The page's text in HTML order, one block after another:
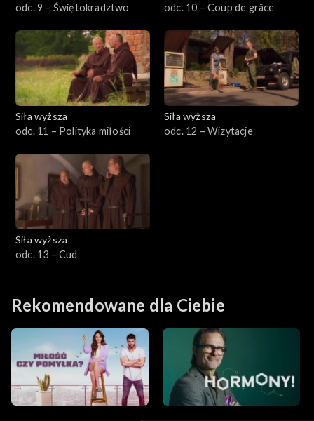
odc. 9 – Świętokradztwo
odc. 10 – Coup de grâce
Siła wyższa
odc. 11 – Polityka miłości
Siła wyższa
odc. 12 – Wizytacje
Siła wyższa
odc. 13 – Cud
Rekomendowane dla Ciebie